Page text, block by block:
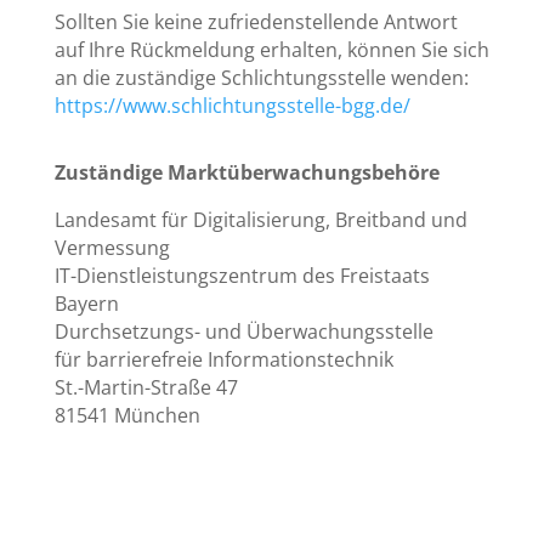
Sollten Sie keine zufriedenstellende Antwort
auf Ihre Rückmeldung erhalten, können Sie sich
an die zuständige Schlichtungsstelle wenden:
https://www.schlichtungsstelle-bgg.de/
Zuständige Marktüberwachungsbehöre
Landesamt für Digitalisierung, Breitband und
Vermessung
IT-Dienstleistungszentrum des Freistaats
Bayern
Durchsetzungs- und Überwachungsstelle
für barrierefreie Informationstechnik
St.-Martin-Straße 47
81541 München